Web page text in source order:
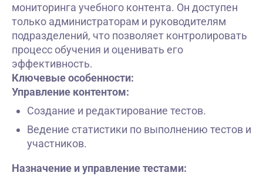
мониторинга учебного контента. Он доступен
только администраторам и руководителям
подразделений, что позволяет контролировать
процесс обучения и оценивать его
эффективность.
Ключевые особенности:
Управление контентом:
Создание и редактирование тестов.
Ведение статистики по выполнению тестов и
участников.
Назначение и управление тестами: